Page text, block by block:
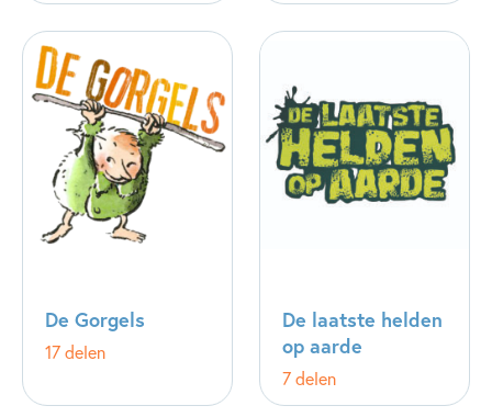
De Gorgels
17 delen
De laatste helden
op aarde
7 delen